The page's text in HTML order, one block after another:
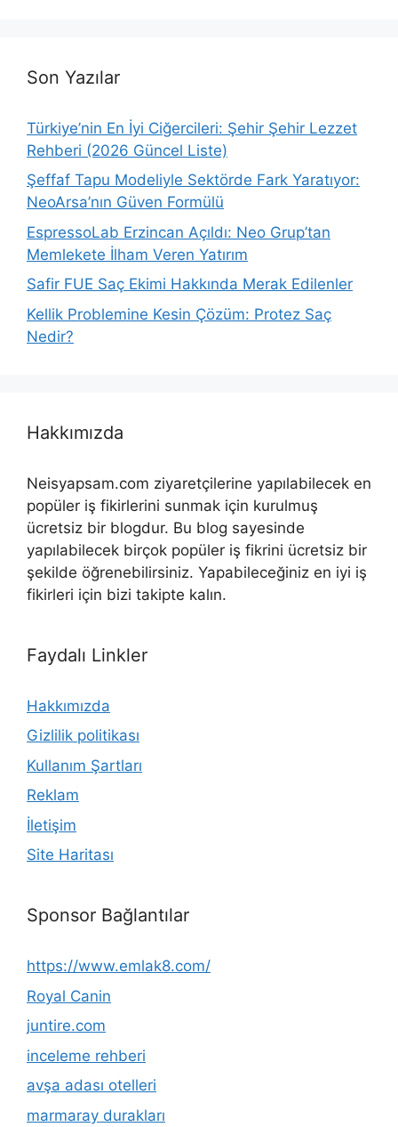
Son Yazılar
Türkiye’nin En İyi Ciğercileri: Şehir Şehir Lezzet
Rehberi (2026 Güncel Liste)
Şeffaf Tapu Modeliyle Sektörde Fark Yaratıyor:
NeoArsa’nın Güven Formülü
EspressoLab Erzincan Açıldı: Neo Grup’tan
Memlekete İlham Veren Yatırım
Safir FUE Saç Ekimi Hakkında Merak Edilenler
Kellik Problemine Kesin Çözüm: Protez Saç
Nedir?
Hakkımızda
Neisyapsam.com ziyaretçilerine yapılabilecek en
popüler iş fikirlerini sunmak için kurulmuş
ücretsiz bir blogdur. Bu blog sayesinde
yapılabilecek birçok popüler iş fikrini ücretsiz bir
şekilde öğrenebilirsiniz. Yapabileceğiniz en iyi iş
fikirleri için bizi takipte kalın.
Faydalı Linkler
Hakkımızda
Gizlilik politikası
Kullanım Şartları
Reklam
İletişim
Site Haritası
Sponsor Bağlantılar
https://www.emlak8.com/
Royal Canin
juntire.com
inceleme rehberi
avşa adası otelleri
marmaray durakları